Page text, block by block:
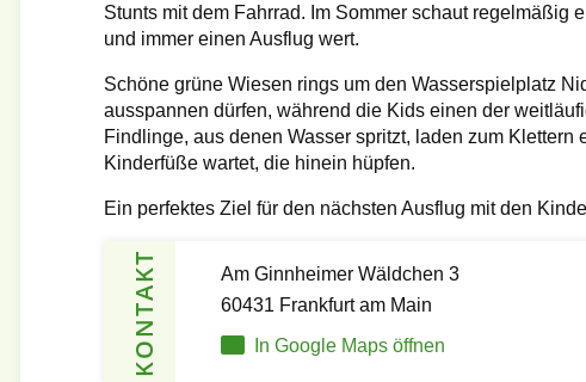
Stunts mit dem Fahrrad. Im Sommer schaut
und immer einen Ausflug wert.
Schöne grüne Wiesen rings um den Wasserspielplatz
ausspannen dürfen, während die Kids einen der
Findlinge, aus denen Wasser spritzt, laden zum
Kinderfüße wartet, die hinein hüpfen.
Ein perfektes Ziel für den nächsten Ausflug mit den
KONTAKT
Am Ginnheimer Wäldchen 3
60431 Frankfurt am Main
In Google Maps öffnen